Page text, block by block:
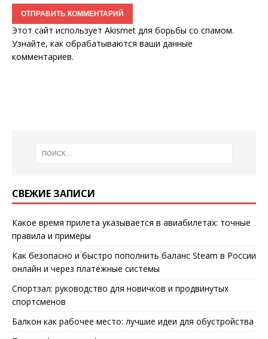
Этот сайт использует Akismet для борьбы со спамом.
Узнайте, как обрабатываются ваши данные
комментариев.
СВЕЖИЕ ЗАПИСИ
Какое время прилета указывается в авиабилетах: точные
правила и примеры
Как безопасно и быстро пополнить баланс Steam в России
онлайн и через платежные системы
Спортзал: руководство для новичков и продвинутых
спортсменов
Балкон как рабочее место: лучшие идеи для обустройства